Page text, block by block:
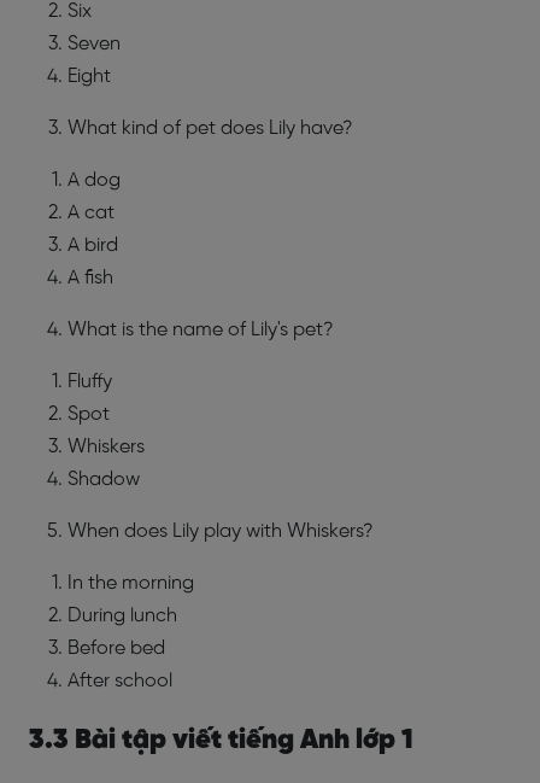
Six
Seven
Eight
What kind of pet does Lily have?
A dog
A cat
A bird
A fish
What is the name of Lily's pet?
Fluffy
Spot
Whiskers
Shadow
When does Lily play with Whiskers?
In the morning
During lunch
Before bed
After school
3.3 Bài tập viết tiếng Anh lớp 1